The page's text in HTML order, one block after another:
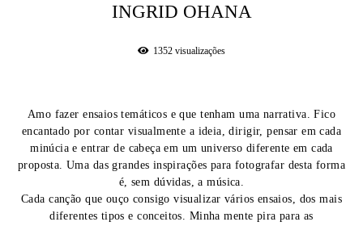
INGRID OHANA
1352 visualizações
Amo fazer ensaios temáticos e que tenham uma narrativa. Fico
encantado por contar visualmente a ideia, dirigir, pensar em cada
minúcia e entrar de cabeça em um universo diferente em cada
proposta. Uma das grandes inspirações para fotografar desta forma
é, sem dúvidas, a música.
Cada canção que ouço consigo visualizar vários ensaios, dos mais
diferentes tipos e conceitos. Minha mente pira para as